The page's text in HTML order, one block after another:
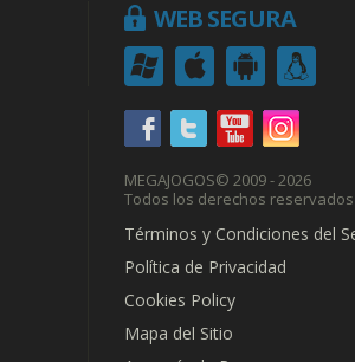
WEB SEGURA
MEGAJOGOS© 2009 - 2026
Todos los derechos reservados
Términos y Condiciones del
Política de Privacidad
Cookies Policy
Mapa del Sitio